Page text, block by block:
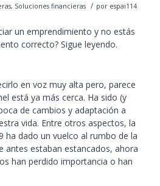
, Soluciones financieras / por espai114
un emprendimiento y no estás
correcto? Sigue leyendo.
en voz muy alta pero, parece
está ya más cerca. Ha sido (y
de cambios y adaptación a
vida. Entre otros aspectos, la
ha dado un vuelco al rumbo de la
antes estaban estancados, ahora
han perdido importancia o han